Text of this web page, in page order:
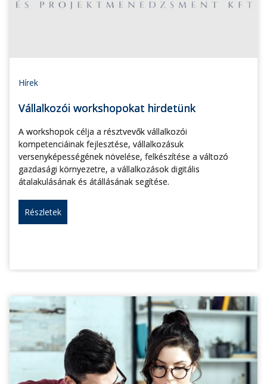
Hírek
Vállalkozói workshopokat hirdetünk
A workshopok célja a résztvevők vállalkozói
kompetenciáinak fejlesztése, vállalkozásuk
versenyképességének növelése, felkészítése a változó
gazdasági környezetre, a vállalkozások digitális
átalakulásának és átállásának segítése.
Részletek